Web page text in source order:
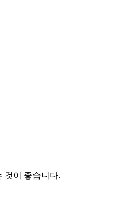
것이 좋습니다.